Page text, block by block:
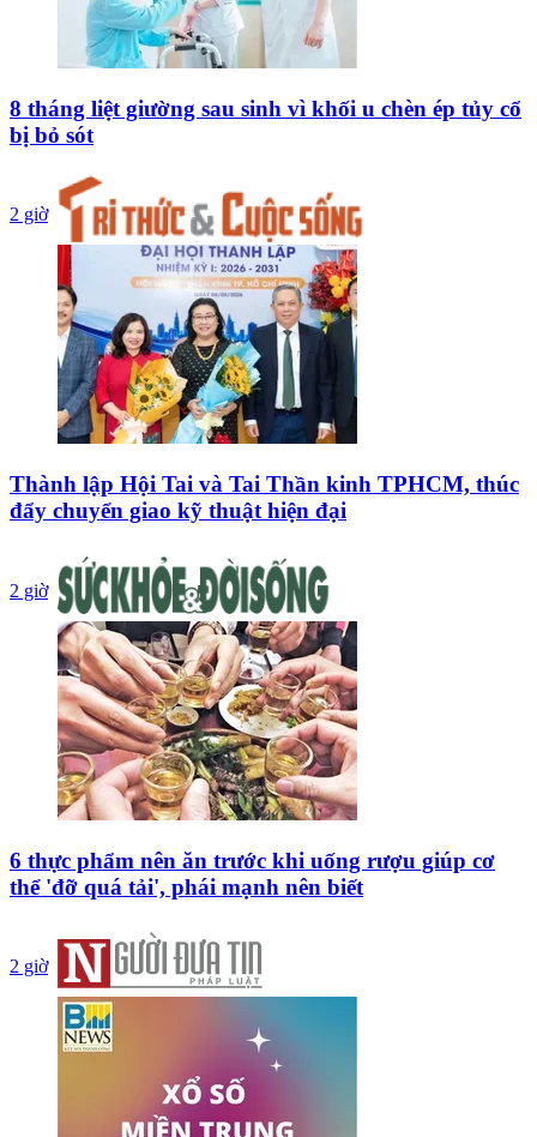
8 tháng liệt giường sau sinh vì khối u chèn ép tủy cổ
bị bỏ sót
2 giờ
Thành lập Hội Tai và Tai Thần kinh TPHCM, thúc
đẩy chuyển giao kỹ thuật hiện đại
2 giờ
6 thực phẩm nên ăn trước khi uống rượu giúp cơ
thể 'đỡ quá tải', phái mạnh nên biết
2 giờ